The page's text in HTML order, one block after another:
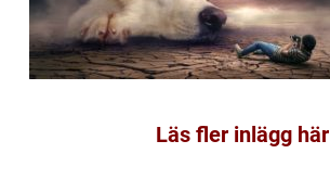
Läs fler inlägg här